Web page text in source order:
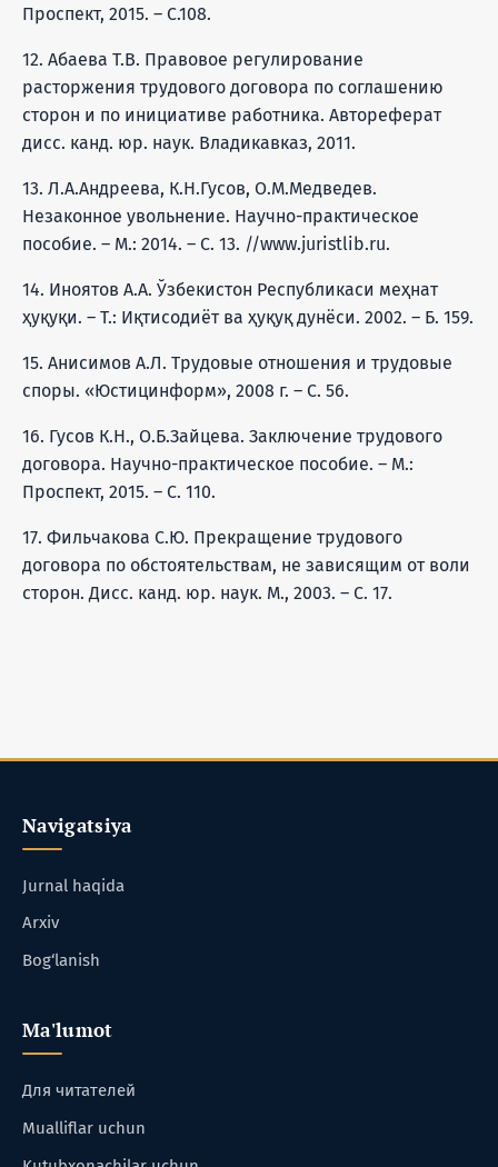
Проспект, 2015. – С.108.
12. Абаева Т.В. Правовое регулирование
расторжения трудового договора по соглашению
сторон и по инициативе работника. Автореферат
дисс. канд. юр. наук. Владикавказ, 2011.
13. Л.А.Андреева, К.Н.Гусов, О.М.Медведев.
Незаконное увольнение. Научно-практическое
пособие. – М.: 2014. – С. 13. //www.juristlib.ru.
14. Иноятов А.А. Ўзбекистон Республикаси меҳнат
ҳуқуқи. – Т.: Иқтисодиёт ва ҳуқуқ дунёси. 2002. – Б. 159.
15. Анисимов А.Л. Трудовые отношения и трудовые
споры. «Юстицинформ», 2008 г. – С. 56.
16. Гусов К.Н., О.Б.Зайцева. Заключение трудового
договора. Научно-практическое пособие. – М.:
Проспект, 2015. – С. 110.
17. Фильчакова С.Ю. Прекращение трудового
договора по обстоятельствам, не зависящим от воли
сторон. Дисс. канд. юр. наук. М., 2003. – С. 17.
Navigatsiya
Jurnal haqida
Arxiv
Bog‘lanish
Ma'lumot
Для читателей
Mualliflar uchun